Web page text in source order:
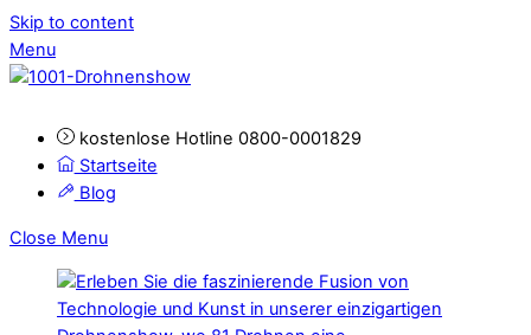
Skip to content
Menu
kostenlose Hotline 0800-0001829
Startseite
Blog
Close Menu